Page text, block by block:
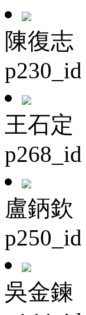
陳復志
p230_id
王石定
p268_id
盧鈵欽
p250_id
吳金鍊